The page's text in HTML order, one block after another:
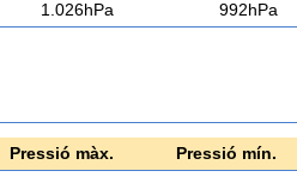
1.026hPa 992hPa
Pressió màx. Pressió mín.